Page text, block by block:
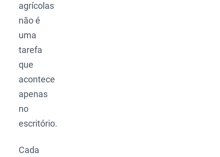
agrícolas
não é
uma
tarefa
que
acontece
apenas
no
escritório.
Cada